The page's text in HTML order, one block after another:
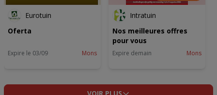
Eurotuin
Oferta
Expire le 03/09 Mons
Intratuin
Nos meilleures offres
pour vous
Expire demain Mons